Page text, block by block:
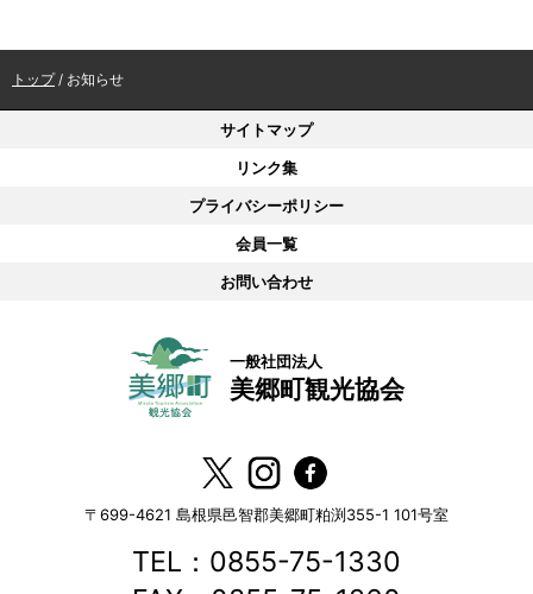
現
トップ/ お知らせ
サイトマップ
リンク集
プライバシーポリシー
会員一覧
お問い合わせ
一般社団法人
美郷町観光協会
〒699-4621 島根県邑智郡美郷町粕渕355-1 101号室
TEL：0855-75-1330